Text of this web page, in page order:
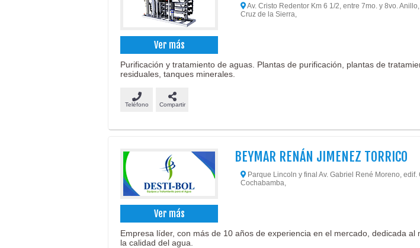
Ver más
Av. Cristo Redentor Km 6 1/2, entre 7mo. y 8vo.
Cruz de la Sierra,
Purificación y tratamiento de aguas. Plantas de purificación, plantas de
residuales, tanques minerales.
Teléfono Compartir
Ver más
BEYMAR RENÁN JIMENEZ TORRICO
Parque Lincoln y final Av. Gabriel René Moreno, edif.
Cochabamba,
Empresa líder, con más de 10 años de experiencia en el mercado, dedicada al
la calidad del agua.